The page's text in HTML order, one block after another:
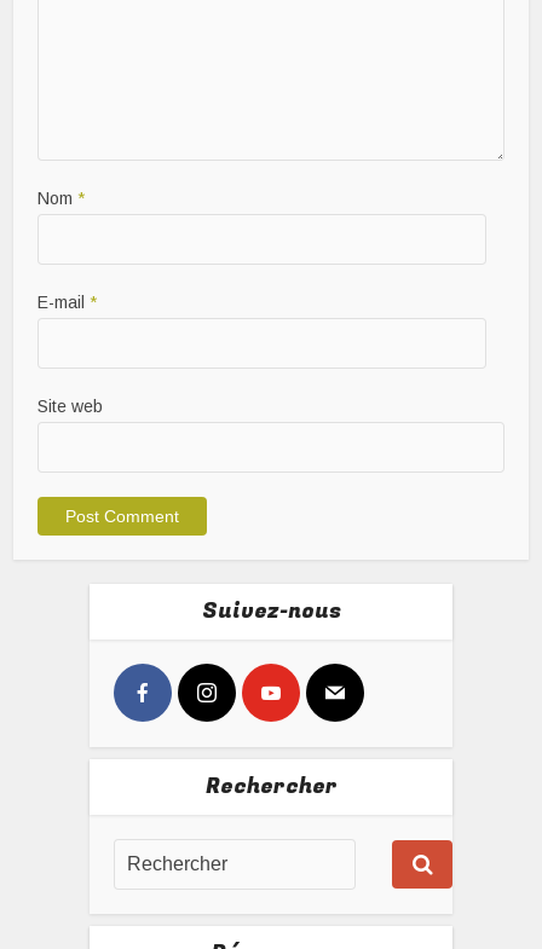
Nom*
E-mail*
Site web
Suivez-nous
Rechercher